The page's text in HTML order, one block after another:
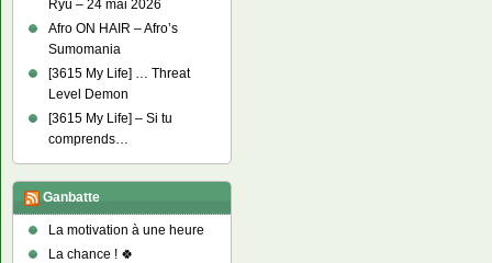
Ryû – 24 mai 2026
Afro ON HAIR – Afro’s
Sumomania
[3615 My Life] … Threat
Level Demon
[3615 My Life] – Si tu
comprends…
Ganbatte
La motivation à une heure
La chance ! 🍀